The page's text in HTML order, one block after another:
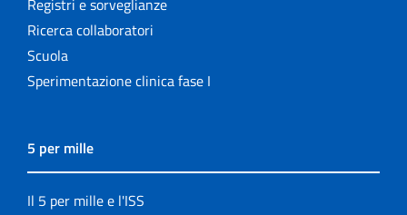
Ricerca collaboratori
Scuola
Sperimentazione clinica fase I
5 per mille
Il 5 per mille e l'ISS